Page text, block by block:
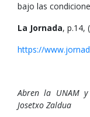
bajo las
La Jornada, p.14,
https://
Abren la UNAM
Josetxo Zaldua